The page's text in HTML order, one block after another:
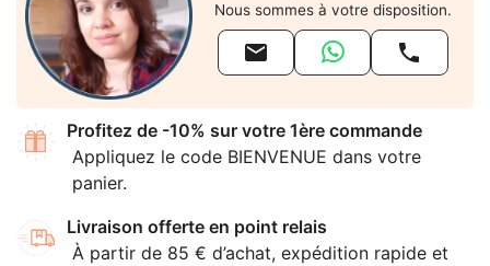
Nous sommes à votre disposition.
 
Profitez de -10% sur votre 1ère commande
Appliquez le code BIENVENUE dans votre
panier.
Livraison offerte en point relais
À partir de 85 € d’achat, expédition rapide et